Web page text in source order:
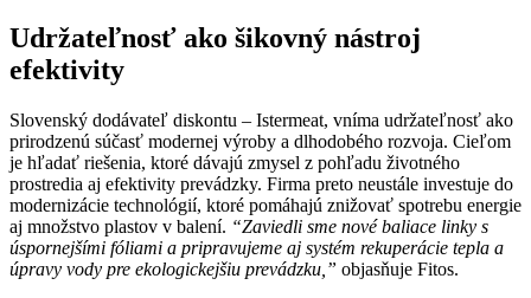
Udržateľnosť ako šikovný nástroj
efektivity
Slovenský dodávateľ diskontu – Istermeat, vníma udržateľnosť ako
prirodzenú súčasť modernej výroby a dlhodobého rozvoja. Cieľom
je hľadať riešenia, ktoré dávajú zmysel z pohľadu životného
prostredia aj efektivity prevádzky. Firma preto neustále investuje do
modernizácie technológií, ktoré pomáhajú znižovať spotrebu energie
aj množstvo plastov v balení. “Zaviedli sme nové baliace linky s
úspornejšími fóliami a pripravujeme aj systém rekuperácie tepla a
úpravy vody pre ekologickejšiu prevádzku,” objasňuje Fitos.